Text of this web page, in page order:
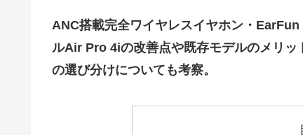
ANC搭載完全ワイヤレスイヤホン・
ルAir Pro 4iの改善点や既存モデルのメリ
の選び分けについても考察。